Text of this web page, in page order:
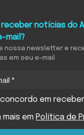
receber notícias do
mail?
nossa newsletter e
em seu e-mail
concordo em
mais em Política de